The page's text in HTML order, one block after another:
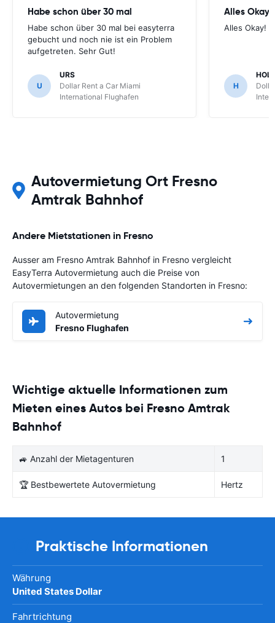
Habe schon über 30 mal
Habe schon über 30 mal bei easyterra
gebucht und noch nie ist ein Problem
aufgetreten. Sehr Gut!
U
URS
Dollar Rent a Car Miami
International Flughafen
Alles Okay!
Alles Okay!
H
Autovermietung Ort Fresno
Amtrak Bahnhof
Andere Mietstationen in Fresno
Ausser am Fresno Amtrak Bahnhof in Fresno vergleicht
EasyTerra Autovermietung auch die Preise von
Autovermietungen an den folgenden Standorten in Fresno:
Autovermietung
Fresno Flughafen
Wichtige aktuelle Informationen zum
Mieten eines Autos bei Fresno Amtrak
Bahnhof
🚙 Anzahl der Mietagenturen 1
🏆 Bestbewertete Autovermietung Hertz
Praktische Informationen
Währung
United States Dollar
Fahrtrichtung